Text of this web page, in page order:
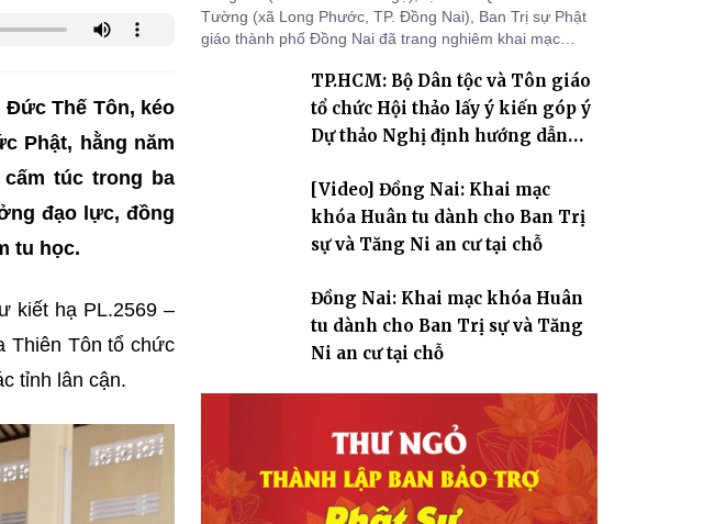
Thế Tôn, kéo
Phật, hằng năm
túc trong ba
đạo lực, đồng
tu học.
kiết hạ PL.2569 –
Thiên Tôn tổ chức
tỉnh lân cận.
Tường (xã Long Phước, TP. Đồng Nai), Ban Trị sự Phật
giáo thành phố Đồng Nai đã trang nghiêm khai mạc
2570 dành cho chư Tăng hành giả an cư tại chỗ khu vực
VII, VIII và trường hạ chùa Quốc Ân Khải Tường.
TP.HCM: Bộ Dân tộc và Tôn giáo
tổ chức Hội thảo lấy ý kiến góp ý
Dự thảo Nghị định hướng dẫn
giáo
[Video] Đồng Nai: Khai mạc
khóa Huân tu dành cho Ban Trị
sự và Tăng Ni an cư tại chỗ
Đồng Nai: Khai mạc khóa Huân
tu dành cho Ban Trị sự và Tăng
Ni an cư tại chỗ